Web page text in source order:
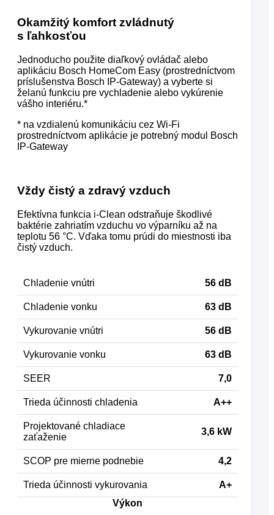
Okamžitý komfort zvládnutý
s ľahkosťou
Jednoducho použite diaľkový ovládač alebo
aplikáciu Bosch HomeCom Easy (prostredníctvom
príslušenstva Bosch IP-Gateway) a vyberte si
želanú funkciu pre vychladenie alebo vykúrenie
vášho interiéru.*
* na vzdialenú komunikáciu cez Wi-Fi
prostredníctvom aplikácie je potrebný modul Bosch
IP-Gateway
Vždy čistý a zdravý vzduch
Efektívna funkcia i-Clean odstraňuje škodlivé
baktérie zahriatím vzduchu vo výparníku až na
teplotu 56 °C. Vďaka tomu prúdi do miestnosti iba
čistý vzduch.
Chladenie vnútri 56 dB
Chladenie vonku 63 dB
Vykurovanie vnútri 56 dB
Vykurovanie vonku 63 dB
SEER 7,0
Trieda účinnosti chladenia A++
Projektované chladiace
zaťaženie
3,6 kW
SCOP pre mierne podnebie 4,2
Trieda účinnosti vykurovania
A+
Výkon